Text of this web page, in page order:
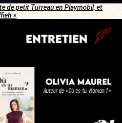
de petit Turreau en Playmobil, et
»